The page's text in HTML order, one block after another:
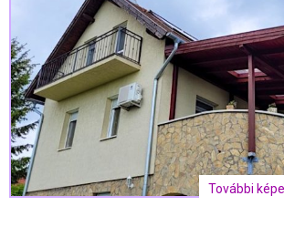
További